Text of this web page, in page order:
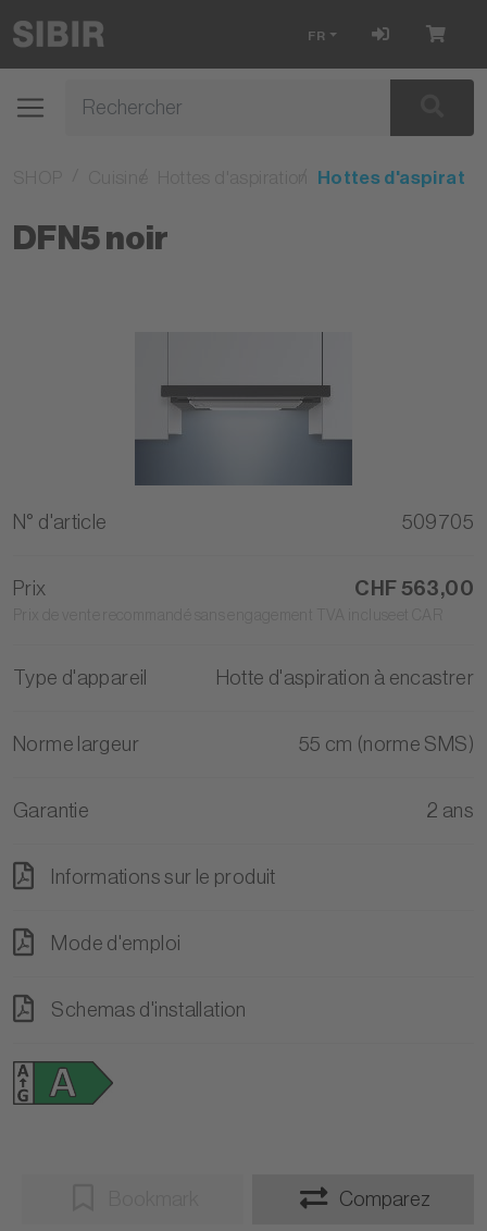
FR
Hottes
DFN5 noir
N° d'article 509705
Prix CHF 563,00
Type d'appareil Hotte d'aspiration à encastrer
Norme largeur 55 cm (norme SMS)
Garantie 2 ans
Informations sur le produit
Mode d'emploi
Schemas d'installation
Comparez